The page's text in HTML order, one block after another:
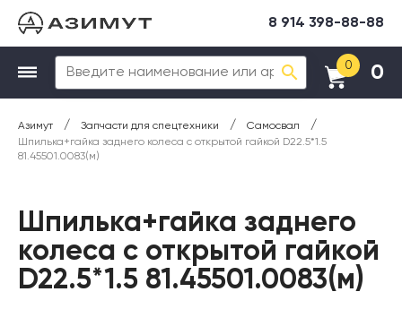
8 914 398-88-88
0 0
Азимут / Запчасти для спецтехники / Самосвал /
Шпилька+гайка заднего колеса с открытой гайкой D22.5*1.5
81.45501.0083(м)
Шпилька+гайка заднего
колеса с открытой гайкой
D22.5*1.5 81.45501.0083(м)